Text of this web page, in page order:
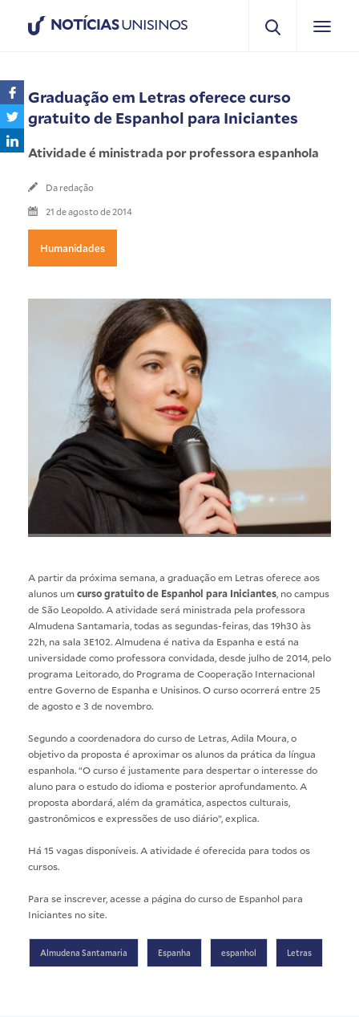
NOTÍCIASUNISINOS
Graduação em Letras oferece curso
gratuito de Espanhol para Iniciantes
Atividade é ministrada por professora espanhola
Da redação
21 de agosto de 2014
Humanidades
A partir da próxima semana, a graduação em Letrasoferece aos
alunos umcurso gratuito de Espanhol para Iniciantes , no campus
de São Leopoldo. A atividade será ministrada pela professora
Almudena Santamaria, todas as segundas-feiras, das 19h30 às
22h, na sala 3E102. Almudena é nativa da Espanha e está na
universidade como professora convidada, desde julho de 2014, pelo
programa Leitorado, do Programa de Cooperação Internacional
entre Governo de Espanha e Unisinos. O curso ocorrerá entre 25
de agosto e 3 de novembro.
Segundo a coordenadora do curso de Letras, Adila Moura, o
objetivo da proposta é aproximar os alunos da prática da língua
espanhola. “O curso é justamente para despertar o interesse do
aluno para o estudo do idioma e posterior aprofundamento. A
proposta abordará, além da gramática, aspectos culturais,
gastronômicos e expressões de uso diário”, explica.
Há 15 vagas disponíveis. A atividade é oferecida para todos os
cursos.
Para se inscrever, acesse a página do curso de Espanhol para
Iniciantes no site.
Almudena Santamaria Espanha espanhol Letras